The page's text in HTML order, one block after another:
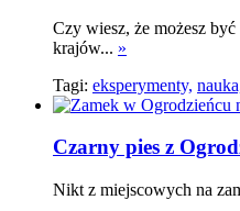
Czy wiesz, że możesz
krajów... »
Tagi: eksperymenty,
Czarny pies z
Nikt z miejscowych na